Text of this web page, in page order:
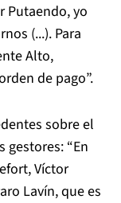
Putaendo, yo
(...). Para
Alto,
de pago”.
sobre el
gestores: “En
Víctor
Lavín, que es